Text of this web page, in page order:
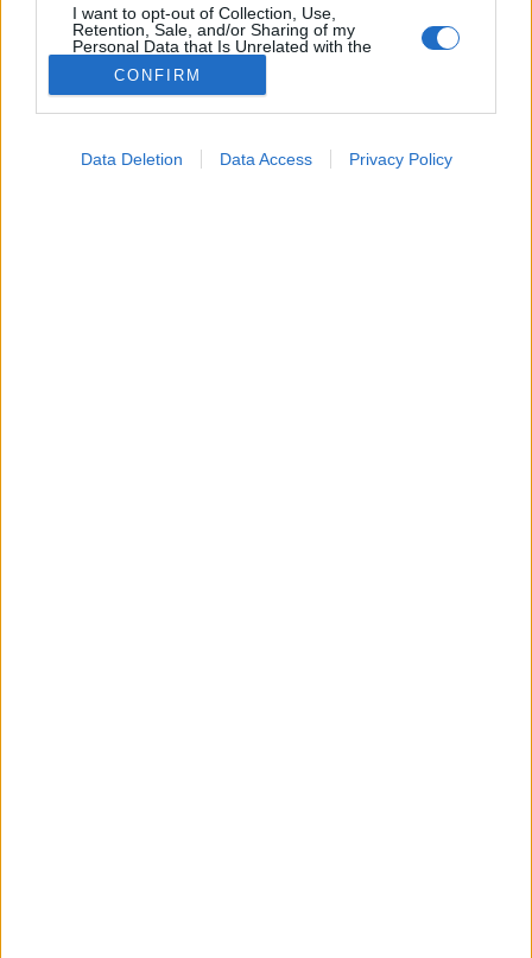
I want to opt-out of Collection, Use,
Retention, Sale, and/or Sharing of my
Personal Data that Is Unrelated with the
Purposes for which it was collected.
Opted Out
CONFIRM
Data Deletion Data Access Privacy Policy
Betegségek
2021. április 29. 15:44